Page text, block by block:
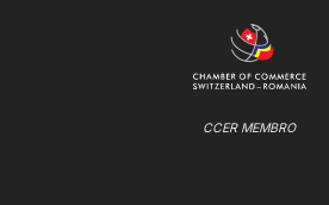
CCER MEMBRO